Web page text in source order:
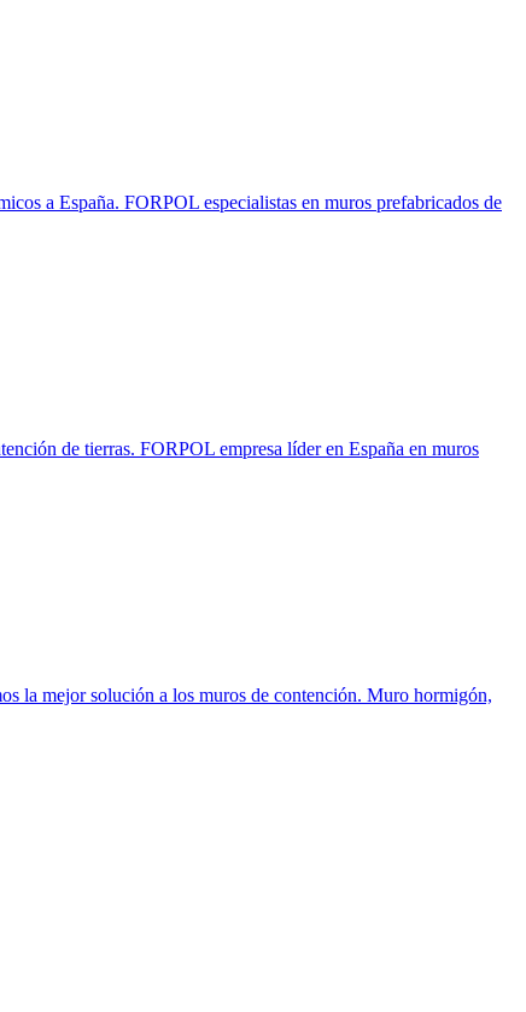
a España. FORPOL especialistas en muros prefabricados de
de tierras. FORPOL empresa líder en España en muros
mejor solución a los muros de contención. Muro hormigón,